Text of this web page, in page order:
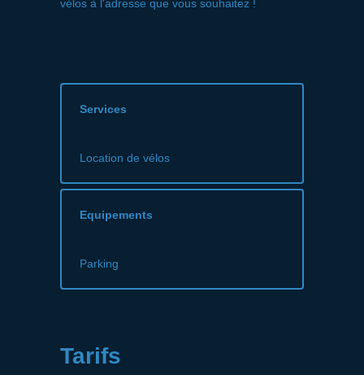
vélos à l'adresse que vous souhaitez !
Services
Location de vélos
Equipements
Parking
Tarifs